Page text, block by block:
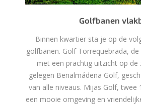
Golfbanen
Binnen kwartier sta je op de
golfbanen. Golf Torrequebrada,
met een prachtig uitzicht op de
gelegen Benalmádena Golf,
van alle niveaus. Mijas Golf, twee
een mooie omgeving en